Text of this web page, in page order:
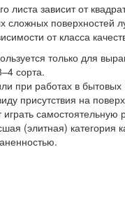
листа зависит от
сложных поверхностей
от класса
только для
сорта.
при работах в
присутствия на
самостоятельную
(элитная) категория